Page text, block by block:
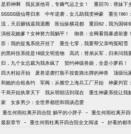
是邪神啊
我反派他哥，专薅气运之女！ 重回70：替妹下
SSSSS级仙尊归来
中年逆袭，女儿助我变神豪 重生1961
流，天后砸钱逼我退圈
医仙纵横花都 重回62，我为国铸
演校花她爹？女神努力我躺平！
御兽：全网看我暴虐前妻！
苏：我的捉鬼系统开挂了
重生七零，我要帮父亲鸣冤昭雪
的黑科技系统是18级文明造物
高武：替弟从军，归来问我
归，九个女总裁为我杀疯了
契约神级兽娘，全是小萝莉！
四大村姑开始
废兽逆袭打脸不按套路出牌的神兽 顶级玩
和她的合租条约
军阀：从搬空上海兵工厂开始 神豪判官
干局开始执掌天下
我从明朝活到现在 重生神豪系统让我
家
女多男少：全世界都想和我谈恋爱
重生何雨柱离开四合院 躺平的小胖子 - 重生何雨柱离开
最新章节 - 重生何雨柱离开四合院全文阅读 - 好看的都